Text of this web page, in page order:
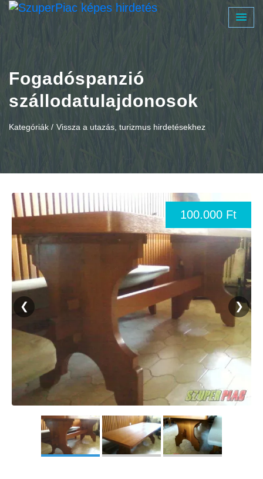
Fogadóspanzió
szállodatulajdonosok
Kategóriák / Vissza a utazás, turizmus hirdetésekhez
100.000 Ft
❮ ❯